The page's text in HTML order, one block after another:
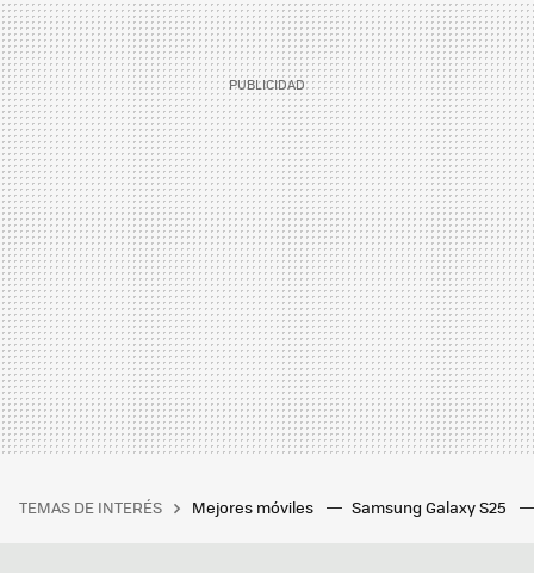
TEMAS DE INTERÉS Mejores móviles Samsung Galaxy S25